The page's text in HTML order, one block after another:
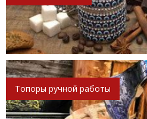
Топоры ручной работы